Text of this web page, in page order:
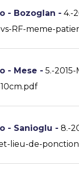
- Bozoglan - 4.-
RF-meme-
- Mese - 5.-2015-
- Sanioglu - 8.-
lieu-de-